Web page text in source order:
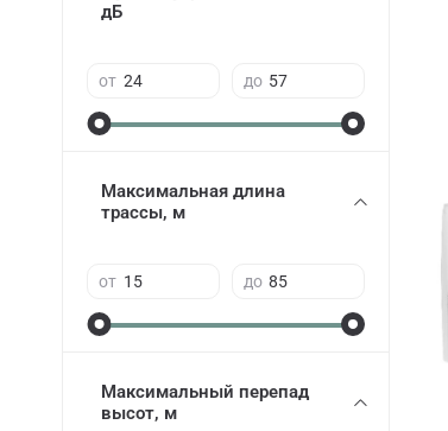
дБ
от до
Максимальная длина
трассы, м
от до
Максимальный перепад
высот, м